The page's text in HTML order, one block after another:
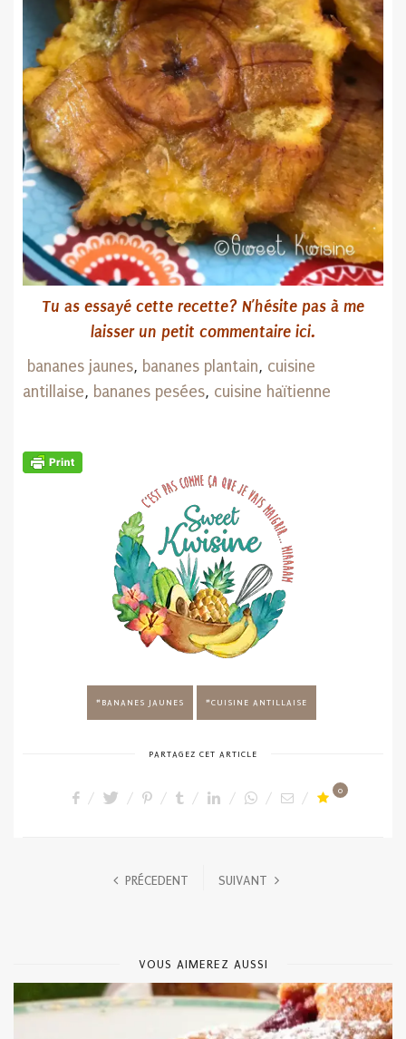
Tu as essayé cette recette? N’hésite pas à me
laisser un petit commentaire ici.
bananes jaunes, bananes plantain, cuisine
antillaise, bananes pesées, cuisine haïtienne
BANANES JAUNES CUISINE ANTILLAISE
PARTAGEZ CET ARTICLE
0
PRÉCEDENT SUIVANT
VOUS AIMEREZ AUSSI